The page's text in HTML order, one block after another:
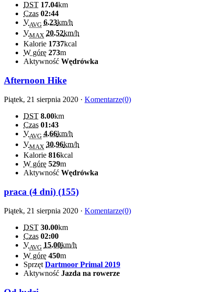
DST 17.04km
Czas 02:44
VAVG 6.23km/h
VMAX 20.52km/h
Kalorie 1737kcal
W górę 273m
Aktywność Wędrówka
Afternoon Hike
Piątek, 21 sierpnia 2020 · Komentarze(0)
DST 8.00km
Czas 01:43
VAVG 4.66km/h
VMAX 30.96km/h
Kalorie 816kcal
W górę 529m
Aktywność Wędrówka
praca (4 dni) (155)
Piątek, 21 sierpnia 2020 · Komentarze(0)
DST 30.00km
Czas 02:00
VAVG 15.00km/h
W górę 450m
Sprzęt Dartmoor Primal 2019
Aktywność Jazda na rowerze